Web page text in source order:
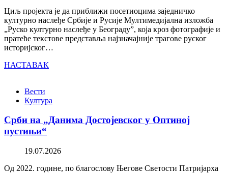
Циљ пројекта је да приближи посетиоцима заједничко
културно наслеђе Србије и Русије Мултимедијална изложба
„Руско културно наслеђе у Београду”, која кроз фотографије и
пратеће текстове представља најзначајније трагове руског
историјског…
НАСТАВАК
Вести
Култура
Срби на „Данима Достојевског у Оптиној
пустињи“
19.07.2026
Од 2022. године, по благослову Његове Светости Патријарха